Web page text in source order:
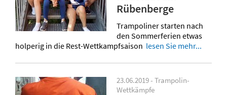
Rübenberge
Trampoliner starten nach
den Sommerferien etwas
holperig in die Rest-Wettkampfsaison lesen Sie mehr...
23.06.2019 - Trampolin-
Wettkämpfe